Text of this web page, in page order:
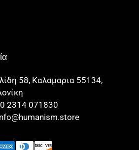
58, Καλαμαρια 55134,
2314 071830